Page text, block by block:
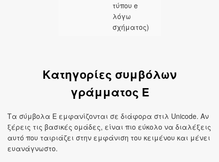
τύπου e
λόγω
σχήματος)
Κατηγορίες συμβόλων
γράμματος E
Τα σύμβολα E εμφανίζονται σε διάφορα στιλ Unicode. Αν
ξέρεις τις βασικές ομάδες, είναι πιο εύκολο να διαλέξεις
αυτό που ταιριάζει στην εμφάνιση του κειμένου και μένει
ευανάγνωστο.